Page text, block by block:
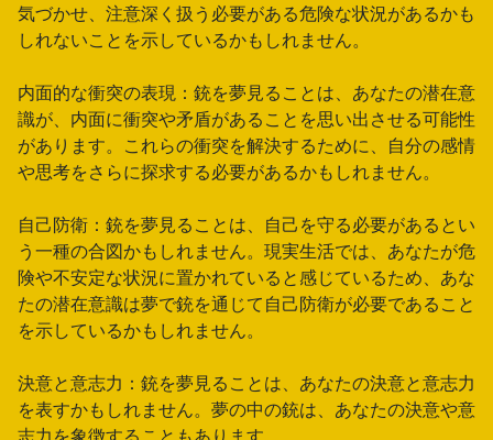
気づかせ、注意深く扱う必要がある危険な状況があるかも
しれないことを示しているかもしれません。
内面的な衝突の表現：銃を夢見ることは、あなたの潜在意
識が、内面に衝突や矛盾があることを思い出させる可能性
があります。これらの衝突を解決するために、自分の感情
や思考をさらに探求する必要があるかもしれません。
自己防衛：銃を夢見ることは、自己を守る必要があるとい
う一種の合図かもしれません。現実生活では、あなたが危
険や不安定な状況に置かれていると感じているため、あな
たの潜在意識は夢で銃を通じて自己防衛が必要であること
を示しているかもしれません。
決意と意志力：銃を夢見ることは、あなたの決意と意志力
を表すかもしれません。夢の中の銃は、あなたの決意や意
志力を象徴することもあります。